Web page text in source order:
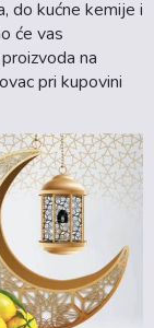
do kućne kemije i
će vas
na
pri kupovini